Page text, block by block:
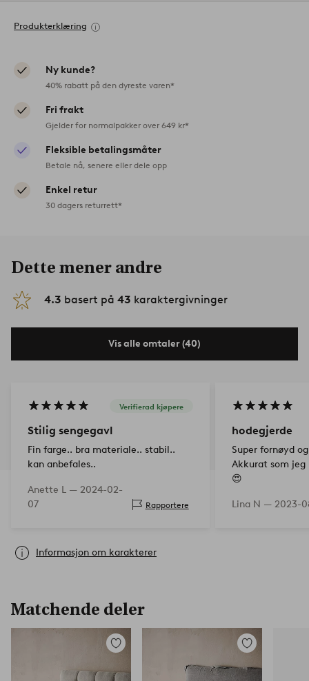
Produkterklæring
Ny kunde?
40% rabatt på den dyreste varen*
Fri frakt
Gjelder for normalpakker over 649 kr*
Fleksible betalingsmåter
Betale nå, senere eller dele opp
Enkel retur
30 dagers returrett*
Dette mener andre
4.3 basert på 43 karaktergivninger
Vis alle omtaler (40)
Verifierad kjøpere
Stilig sengegavl
Fin farge.. bra materiale.. stabil..
kan anbefales..
Anette L — 2024-02-
07
Rapportere
hodegjerde
Super fornøyd
Akkurat som
😍
Lina N — 2023-
Informasjon om karakterer
Matchende deler
Legg
Legg
favoritter